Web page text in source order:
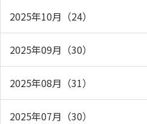
2025年10月（24）
2025年09月（30）
2025年08月（31）
2025年07月（30）